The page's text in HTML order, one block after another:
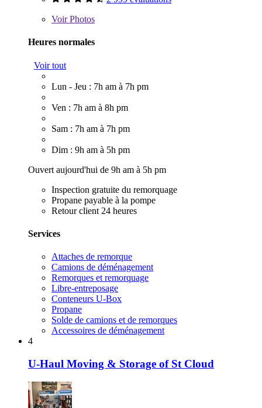
VoirPhotos
Heures normales
Voir tout
Lun - Jeu : 7h am à 7h pm
Ven : 7h am à 8h pm
Sam : 7h am à 7h pm
Dim : 9h am à 5h pm
Ouvert aujourd'hui de 9h am à 5h pm
Inspection gratuite du remorquage
Propane payable à la pompe
Retour client 24 heures
Services
Attaches de remorque
Camions de déménagement
Remorques et remorquage
Libre-entreposage
Conteneurs U-Box
Propane
Solde de camions et de remorques
Accessoires de déménagement
4
U-Haul Moving & Storage of St Cloud